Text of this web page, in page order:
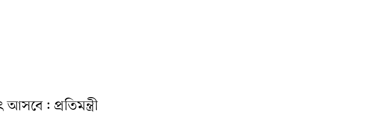
প্রতিমন্ত্রী